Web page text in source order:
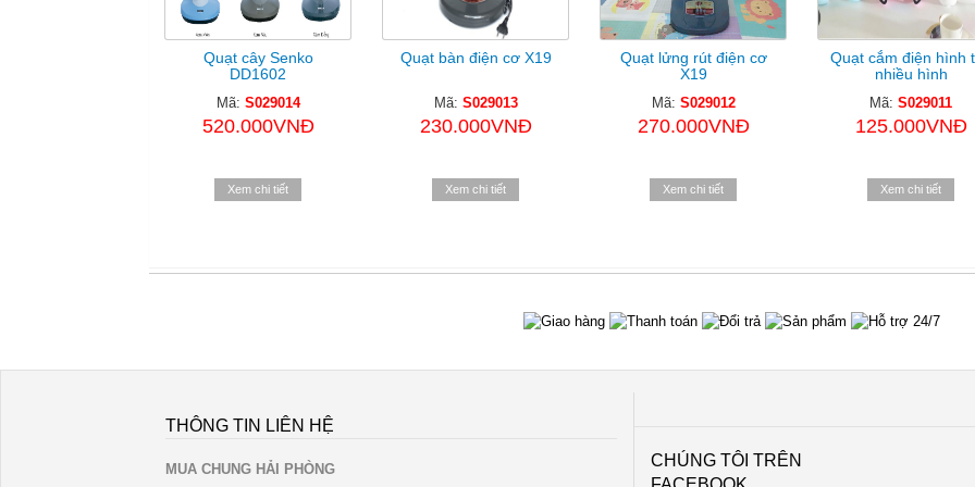
Quạt cây Senko
DD1602
Mã: S029014
520.000VNĐ
Xem chi tiết
Quạt bàn điện cơ X19
Mã: S029013
230.000VNĐ
Xem chi tiết
Quạt lửng rút điện cơ
X19
Mã: S029012
270.000VNĐ
Xem chi tiết
Quạt cắm điện hình
nhiều hình
Mã: S029011
125.000VNĐ
Xem chi tiết
THÔNG TIN LIÊN HỆ
MUA CHUNG HẢI PHÒNG
CHÚNG TÔI TRÊN